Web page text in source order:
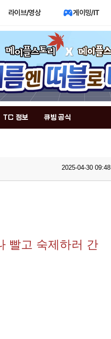
라이브/영상 게이밍/IT
TC 정보 큐빙 공식
2025-04-30 09:48
빨고 숙제하러 간